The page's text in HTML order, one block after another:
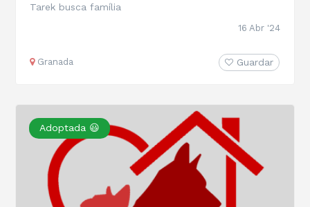
Tarek busca família
16 Abr '24
Granada Guardar
Adoptada 😃